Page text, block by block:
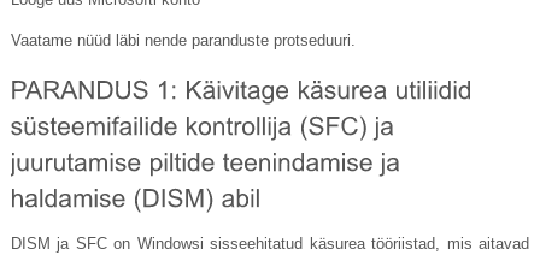
Vaatame nüüd läbi nende paranduste protseduuri.
DISM ja SFC on Windowsi sisseehitatud käsurea tööriistad, mis aitavad